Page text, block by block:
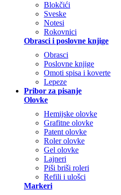
Blokčići
Sveske
Notesi
Rokovnici
Obrasci i poslovne knjige
Obrasci
Poslovne knjige
Omoti spisa i koverte
Lepeze
Pribor za pisanje
Olovke
Hemijske olovke
Grafitne olovke
Patent olovke
Roler olovke
Gel olovke
Lajneri
Piši briši roleri
Refili i ulošci
Markeri